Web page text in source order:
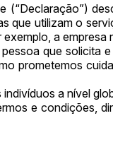
(“Declaração”)
que utilizam o
a
que
prometemos
a nível
e condições,